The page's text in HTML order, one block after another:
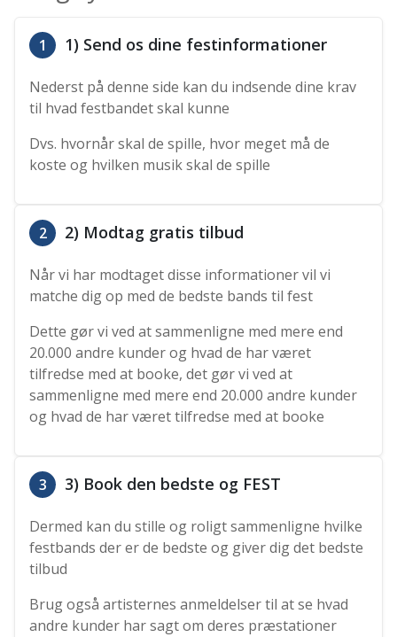
1 1) Send os dine festinformationer
Nederst på denne side kan du indsende dine krav
til hvad festbandet skal kunne
Dvs. hvornår skal de spille, hvor meget må de
koste og hvilken musik skal de spille
2 2) Modtag gratis tilbud
Når vi har modtaget disse informationer vil vi
matche dig op med de bedste bands til fest
Dette gør vi ved at sammenligne med mere end
20.000 andre kunder og hvad de har været
tilfredse med at booke, det gør vi ved at
sammenligne med mere end 20.000 andre kunder
og hvad de har været tilfredse med at booke
3 3) Book den bedste og FEST
Dermed kan du stille og roligt sammenligne hvilke
festbands der er de bedste og giver dig det bedste
tilbud
Brug også artisternes anmeldelser til at se hvad
andre kunder har sagt om deres præstationer